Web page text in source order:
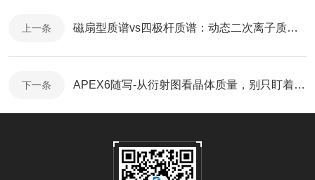
上一条 磁扇型质谱vs四极杆质谱：动态二次离子质谱仪的质量分析器该如何选择？
下一条 APEX6随写-从衍射图看晶体质量，别只盯着精修参数